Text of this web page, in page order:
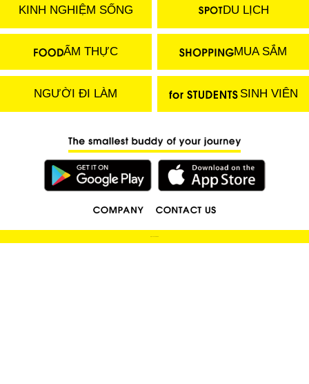
KINH NGHIỆM SỐNG DU LỊCH
ẨM THỰC MUA SẮM
NGƯỜI ĐI LÀM SINH VIÊN